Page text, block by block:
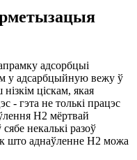
адсорбцыі
у адсарбцыйную вежу ў
ціскам, якая
- гэта не толькі працэс
H2 мёртвай
некалькі разоў
што аднаўленне H2 можа